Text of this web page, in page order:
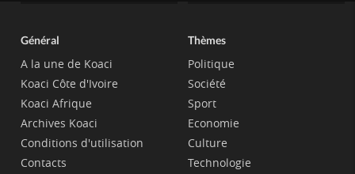
Général
A la une de Koaci
Koaci Côte d'Ivoire
Koaci Afrique
Archives Koaci
Conditions d'utilisation
Contacts
Thèmes
Politique
Société
Sport
Economie
Culture
Technologie